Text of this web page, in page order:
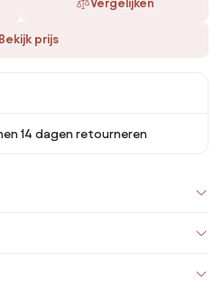
Vergelijken
Bekijk prijs
14 dagen retourneren